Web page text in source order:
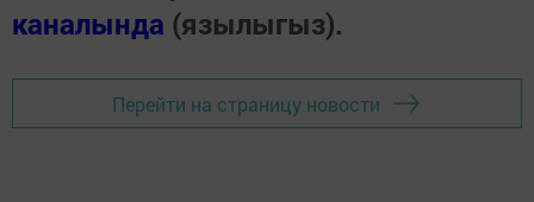
каналында (язылыгыз).
Перейти на страницу новости